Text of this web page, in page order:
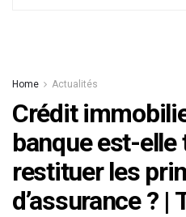
Home Actualités
Crédit
banque est-elle
restituer les
d’assurance ? |